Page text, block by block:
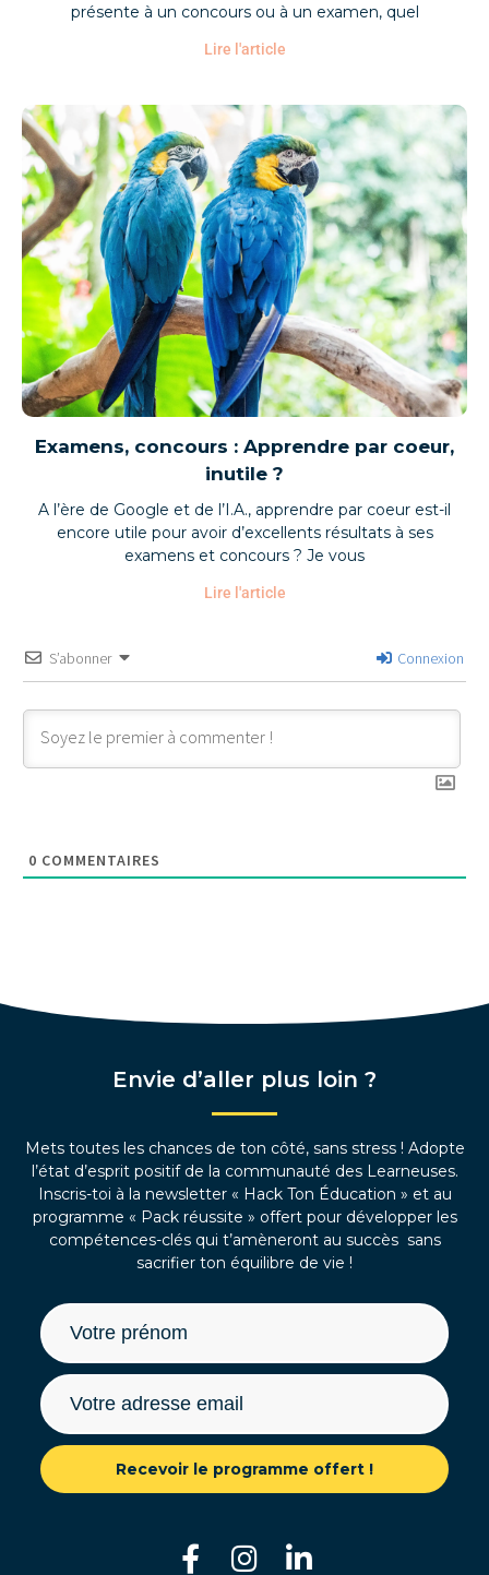
présente à un concours ou à un examen, quel
Lire l'article
Examens, concours : Apprendre par coeur,
inutile ?
A l’ère de Google et de l’I.A., apprendre par coeur est-il
encore utile pour avoir d’excellents résultats à ses
examens et concours ? Je vous
Lire l'article
S’abonner Connexion
0 COMMENTAIRES
Envie d’aller plus loin ?
Mets toutes les chances de ton côté, sans stress ! Adopte
l’état d’esprit positif de la communauté des Learneuses.
Inscris-toi à la newsletter « Hack Ton Éducation » et au
programme « Pack réussite » offert pour développer les
compétences-clés qui t’amèneront au succès sans
sacrifier ton équilibre de vie !
Recevoir le programme offert !